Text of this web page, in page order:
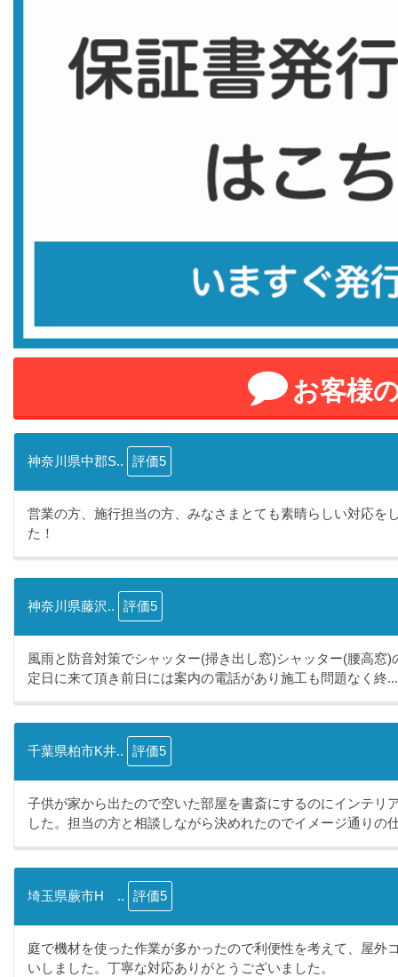
お客様
神奈川県中郡S.. 評価5
営業の方、施行担当の方、みなさまとても素晴らしい対応を
た！
神奈川県藤沢.. 評価5
風雨と防音対策でシャッター(掃き出し窓)シャッター(腰高窓
定日に来て頂き前日には案内の電話があり施工も問題なく終...
千葉県柏市K井.. 評価5
子供が家から出たので空いた部屋を書斎にするのにインテリ
した。担当の方と相談しながら決めれたのでイメージ通りの
埼玉県蕨市H .. 評価5
庭で機材を使った作業が多かったので利便性を考えて、屋外
いしました。丁寧な対応ありがとうございました。